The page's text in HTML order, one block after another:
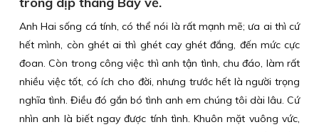
Anh Hai sống cá tính, có thể nói là rất mạnh mẽ; ưa ai thì cứ
hết mình, còn ghét ai thì ghét cay ghét đắng, đến mức cực
đoan. Còn trong công việc thì anh tận tình, chu đáo, làm rất
nhiều việc tốt, có ích cho đời, nhưng trước hết là người trọng
nghĩa tình. Điều đó gắn bó tình anh em chúng tôi dài lâu. Cứ
nhìn anh là biết ngay được tính tình. Khuôn mặt vuông vức,